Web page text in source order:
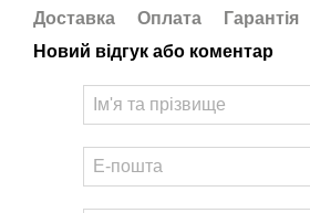
Доставка Оплата
Гарантія
Новий відгук або коментар